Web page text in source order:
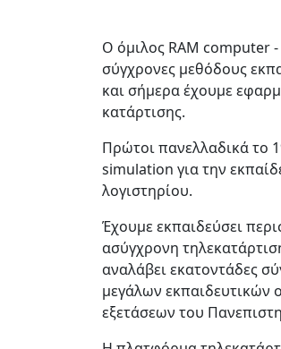
Ο όμιλος RAM computer -
σύγχρονες μεθόδους
και σήμερα έχουμε
κατάρτισης.
Πρώτοι πανελλαδικά το
simulation για την
λογιστηρίου.
Έχουμε εκπαιδεύσει
ασύγχρονη
αναλάβει εκατοντάδες
μεγάλων εκπαιδευτικών
εξετάσεων του